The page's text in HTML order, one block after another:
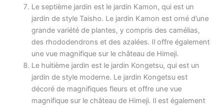
Le septième jardin est le jardin Kamon, qui est un
jardin de style Taisho. Le jardin Kamon est orné d’une
grande variété de plantes, y compris des camélias,
des rhododendrons et des azalées. Il offre également
une vue magnifique sur le château de Himeji.
Le huitième jardin est le jardin Kongetsu, qui est un
jardin de style moderne. Le jardin Kongetsu est
décoré de magnifiques fleurs et offre une vue
magnifique sur le château de Himeji. Il est également